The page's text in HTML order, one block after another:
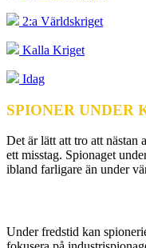
2:a Världskriget
Kalla Kriget
Idag
SPIONER UNDER
Det är lätt att tro att nästan
ett misstag. Spionaget
ibland farligare än under
Under fredstid kan